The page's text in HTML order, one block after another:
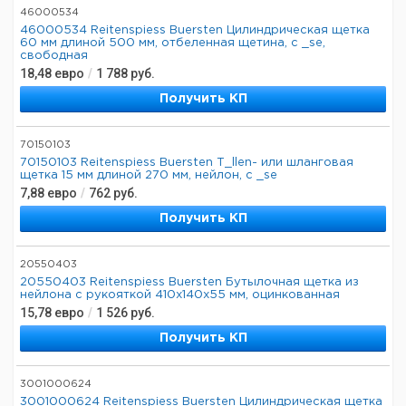
46000534
46000534 Reitenspiess Buersten Цилиндрическая щетка
60 мм длиной 500 мм, отбеленная щетина, с _se,
свободная
18,48 евро / 1 788 руб.
Получить КП
70150103
70150103 Reitenspiess Buersten T_llen- или шланговая
щетка 15 мм длиной 270 мм, нейлон, с _se
7,88 евро / 762 руб.
Получить КП
20550403
20550403 Reitenspiess Buersten Бутылочная щетка из
нейлона с рукояткой 410x140x55 мм, оцинкованная
15,78 евро / 1 526 руб.
Получить КП
3001000624
3001000624 Reitenspiess Buersten Цилиндрическая щетка